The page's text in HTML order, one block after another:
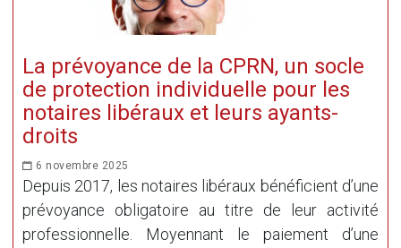
La prévoyance de la CPRN, un socle
de protection individuelle pour les
notaires libéraux et leurs ayants-
droits
6 novembre 2025
Depuis 2017, les notaires libéraux bénéficient d’une
prévoyance obligatoire au titre de leur activité
professionnelle. Moyennant le paiement d’une